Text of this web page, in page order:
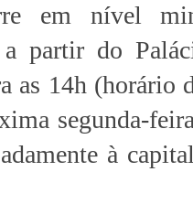
em nível
a partir do
as 14h (horário
segunda-
à